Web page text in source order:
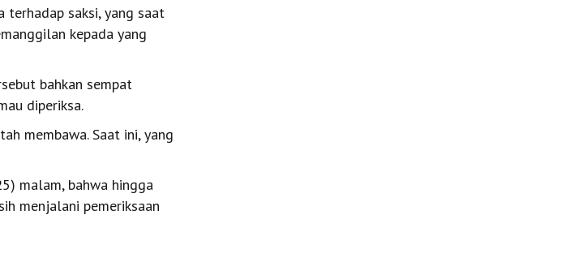
terhadap saksi, yang saat
kepada yang
bahkan sempat
diperiksa.
membawa. Saat ini, yang
malam, bahwa hingga
menjalani pemeriksaan